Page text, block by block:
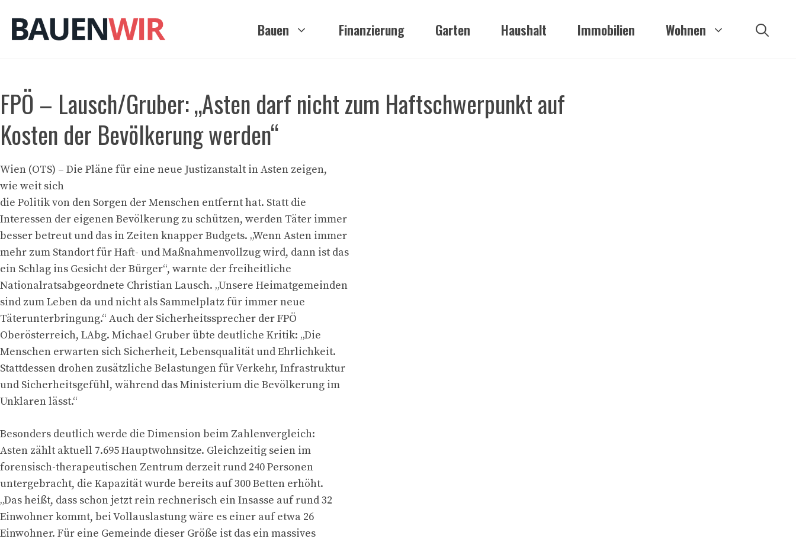
Inhalt
springen
Bauen Finanzierung Garten Haushalt Immobilien Wohnen
FPÖ – Lausch/Gruber: „Asten darf nicht zum Haftschwerpunkt auf
Kosten der Bevölkerung werden“
Wien (OTS) – Die Pläne für eine neue Justizanstalt in Asten zeigen,
wie weit sich
die Politik von den Sorgen der Menschen entfernt hat. Statt die
Interessen der eigenen Bevölkerung zu schützen, werden Täter immer
besser betreut und das in Zeiten knapper Budgets. „Wenn Asten immer
mehr zum Standort für Haft- und Maßnahmenvollzug wird, dann ist das
ein Schlag ins Gesicht der Bürger“, warnte der freiheitliche
Nationalratsabgeordnete Christian Lausch. „Unsere Heimatgemeinden
sind zum Leben da und nicht als Sammelplatz für immer neue
Täterunterbringung.“ Auch der Sicherheitssprecher der FPÖ
Oberösterreich, LAbg. Michael Gruber übte deutliche Kritik: „Die
Menschen erwarten sich Sicherheit, Lebensqualität und Ehrlichkeit.
Stattdessen drohen zusätzliche Belastungen für Verkehr, Infrastruktur
und Sicherheitsgefühl, während das Ministerium die Bevölkerung im
Unklaren lässt.“
Besonders deutlich werde die Dimension beim Zahlenvergleich:
Asten zählt aktuell 7.695 Hauptwohnsitze. Gleichzeitig seien im
forensisch-therapeutischen Zentrum derzeit rund 240 Personen
untergebracht, die Kapazität wurde bereits auf 300 Betten erhöht.
„Das heißt, dass schon jetzt rein rechnerisch ein Insasse auf rund 32
Einwohner kommt, bei Vollauslastung wäre es einer auf etwa 26
Einwohner. Für eine Gemeinde dieser Größe ist das ein massives